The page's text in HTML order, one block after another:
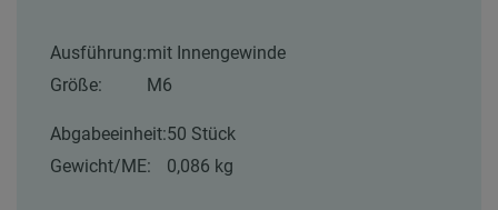
Ausführung:mit Innengewinde
Größe:
M6
Abgabeeinheit:50 Stück
Gewicht/ME:
0,086 kg